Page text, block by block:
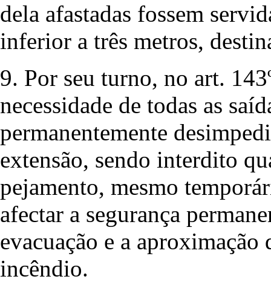
dela afastadas fossem
inferior a três metros,
9. Por seu turno, no art.
necessidade de todas as
permanentemente
extensão, sendo interdito
pejamento, mesmo
afectar a segurança
evacuação e a
incêndio.